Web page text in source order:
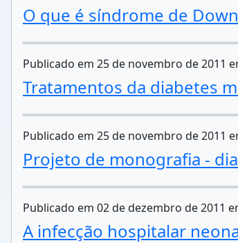
O que é síndrome de
Publicado em 25 de novembro de 2011
Tratamentos da diabetes
Publicado em 25 de novembro de 2011
Projeto de monografia -
Publicado em 02 de dezembro de 2011
A infecção hospitalar